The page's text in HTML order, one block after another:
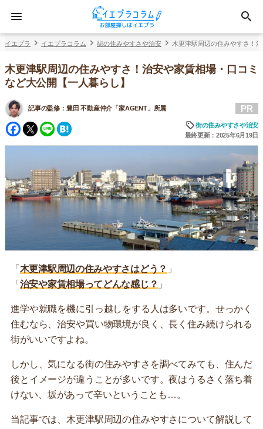
イエプラ イエプラコラム 街の住みやすさや治安 木更津駅周辺の住みやすさ！
木更津駅周辺の住みやすさ！治安や家賃相場・口コミ
など大公開【一人暮らし】
記事の監修： 豊田 不動産仲介「家AGENT」所属
Facebook
Twitter
Line
PR
街の住みやすさや治安
最終更新：2025年6月19日
「 木更津駅周辺の住みやすさはどう？ 」
「 治安や家賃相場ってどんな感じ？ 」
進学や就職を機に引っ越しをする人は多いです。せっかく
住むなら、治安や買い物環境が良く、長く住み続けられる
街がいいですよね。
しかし、気になる街の住みやすさを調べてみても、住んだ
後とイメージが違うことが多いです。夜はうるさく落ち着
けない、坂があって辛いということも…。
当記事では、木更津駅周辺の住みやすさについて解説して